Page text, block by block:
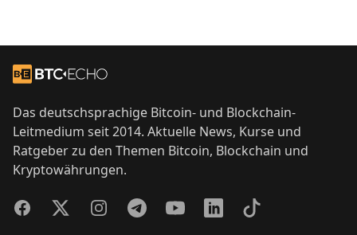
Zur Startseite
Das deutschsprachige Bitcoin- und Blockchain-
Leitmedium seit 2014. Aktuelle News, Kurse und
Ratgeber zu den Themen Bitcoin, Blockchain und
Kryptowährungen.
FacebookTwitterInstagramTelegramYouTubeLinkedInTikTok